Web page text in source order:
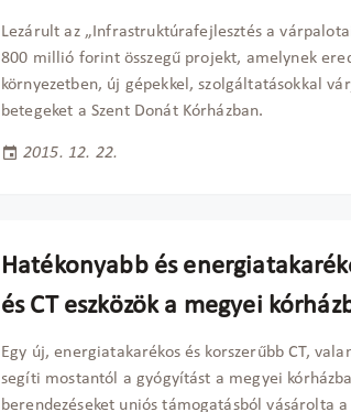
Lezárult az „Infrastruktúrafejlesztés a
800 millió forint összegű projekt, amelynek
környezetben, új gépekkel, szolgáltatásokkal
betegeket a Szent Donát Kórházban.
2015. 12. 22.
Hatékonyabb és
és CT eszközök a megyei
Egy új, energiatakarékos és korszerűbb CT,
segíti mostantól a gyógyítást a megyei
berendezéseket uniós támogatásból vásárolta a